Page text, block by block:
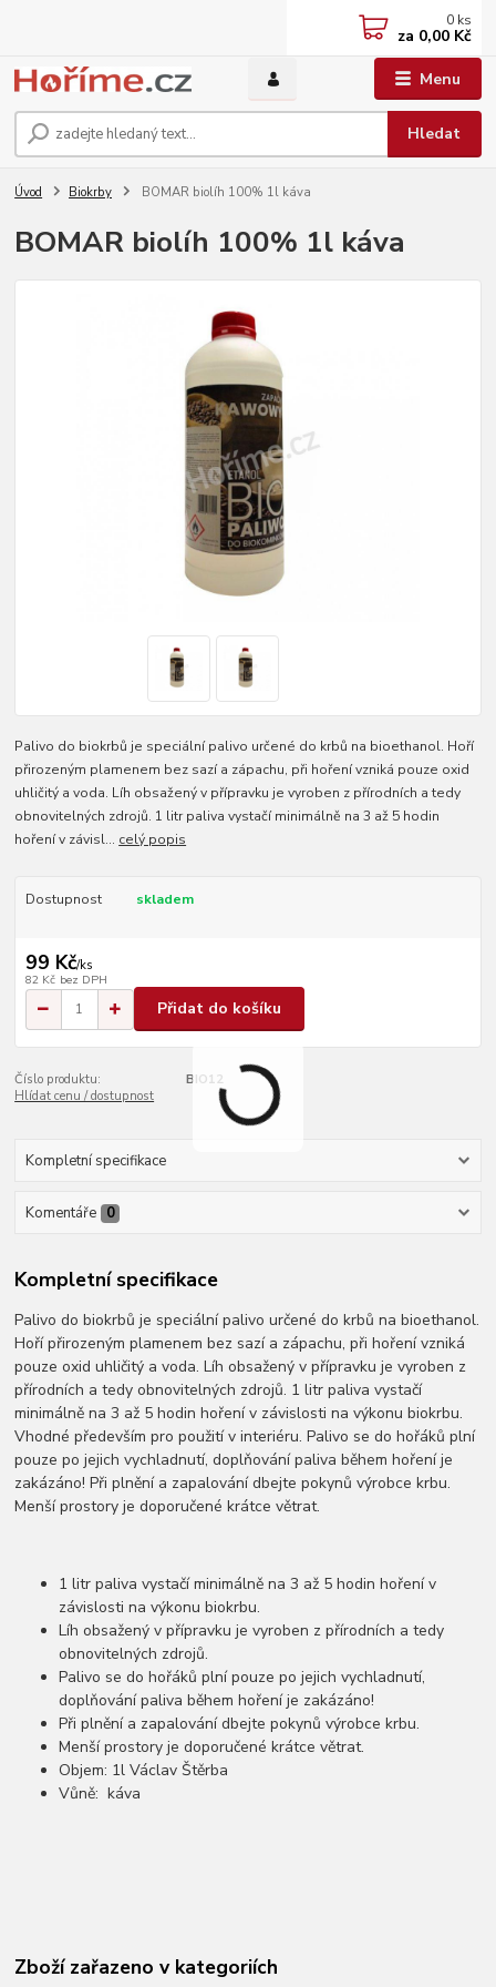
Menu
Hledat
0 ks
za 0,00 Kč
Úvod Biokrby BOMAR biolíh 100% 1l káva
BOMAR biolíh 100% 1l káva
Palivo do biokrbů je speciální palivo určené do krbů na bioethanol. Hoří
přirozeným plamenem bez sazí a zápachu, při hoření vzniká pouze oxid
uhličitý a voda. Líh obsažený v přípravku je vyroben z přírodních a tedy
obnovitelných zdrojů. 1 litr paliva vystačí minimálně na 3 až 5 hodin
hoření v závisl... celý popis
Dostupnost skladem
99 Kč/ks
82 Kč bez DPH
Přidat do košíku
Číslo produktu:
BIO12
Hlídat cenu / dostupnost
Kompletní specifikace
Komentáře 0
Kompletní specifikace
Palivo do biokrbů je speciální palivo určené do krbů na bioethanol.
Hoří přirozeným plamenem bez sazí a zápachu, při hoření vzniká
pouze oxid uhličitý a voda. Líh obsažený v přípravku je vyroben z
přírodních a tedy obnovitelných zdrojů. 1 litr paliva vystačí
minimálně na 3 až 5 hodin hoření v závislosti na výkonu biokrbu.
Vhodné především pro použití v interiéru. Palivo se do hořáků plní
pouze po jejich vychladnutí, doplňování paliva během hoření je
zakázáno! Při plnění a zapalování dbejte pokynů výrobce krbu.
Menší prostory je doporučené krátce větrat.
1 litr paliva vystačí minimálně na 3 až 5 hodin hoření v
závislosti na výkonu biokrbu.
Líh obsažený v přípravku je vyroben z přírodních a tedy
obnovitelných zdrojů.
Palivo se do hořáků plní pouze po jejich vychladnutí,
doplňování paliva během hoření je zakázáno!
Při plnění a zapalování dbejte pokynů výrobce krbu.
Menší prostory je doporučené krátce větrat.
Objem: 1l Václav Štěrba
Vůně: káva
Zboží zařazeno v kategoriích